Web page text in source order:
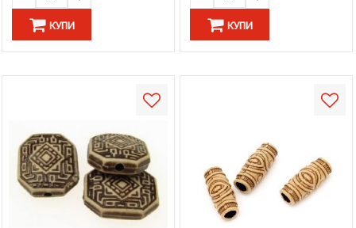
КУПИ КУПИ